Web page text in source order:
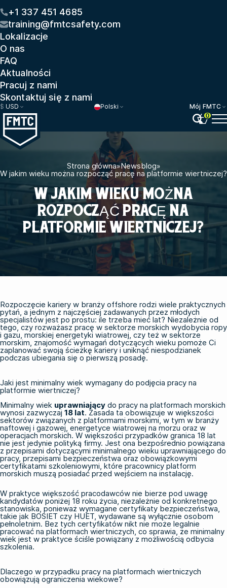
+1 337 451 4685
training@fmtcsafety.com
Lokalizacje
O nas
FAQ
Aktualności
Pracuj z nami
Skontaktuj się z nami
$ USD Polski
Mój FMTC
0
Strona główna»Newsblog»
W jakim wieku można rozpocząć pracę na platformie wiertniczej?
W JAKIM WIEKU MOŻNA
ROZPOCZĄĆ PRACĘ NA
PLATFORMIE WIERTNICZEJ?
Rozpoczęcie kariery w branży offshore rodzi wiele praktycznych
pytań, a jednym z najczęściej zadawanych przez młodych
specjalistów jest po prostu: ile trzeba mieć lat? Niezależnie od
tego, czy rozważasz pracę w sektorze morskich wydobycia ropy
i gazu, morskiej energetyki wiatrowej, czy też w sektorze
morskim, znajomość wymagań dotyczących wieku pomoże Ci
zaplanować swoją ścieżkę kariery i uniknąć niespodzianek
podczas ubiegania się o pierwszą posadę.
Jaki jest minimalny wiek wymagany do podjęcia pracy na
platformie wiertniczej?
Minimalny wiek uprawniający do pracy na platformach morskich
wynosi zazwyczaj 18 lat. Zasada ta obowiązuje w większości
sektorów związanych z platformami morskimi, w tym w branży
naftowej i gazowej, energetyce wiatrowej na morzu oraz w
operacjach morskich. W większości przypadków granica 18 lat
nie jest jedynie polityką firmy. Jest ona bezpośrednio powiązana
z przepisami dotyczącymi minimalnego wieku uprawniającego do
pracy, przepisami bezpieczeństwa oraz obowiązkowymi
certyfikatami szkoleniowymi, które pracownicy platform
morskich muszą posiadać przed wejściem na instalację.
W praktyce większość pracodawców nie bierze pod uwagę
kandydatów poniżej 18 roku życia, niezależnie od konkretnego
stanowiska, ponieważ wymagane certyfikaty bezpieczeństwa,
takie jak BOSIET czy HUET , wydawane są wyłącznie osobom
pełnoletnim. Bez tych certyfikatów nikt nie może legalnie
pracować na platformach wiertniczych, co sprawia, że minimalny
wiek jest w praktyce ściśle powiązany z możliwością odbycia
szkolenia.
Dlaczego w przypadku pracy na platformach wiertniczych
obowiązują ograniczenia wiekowe?